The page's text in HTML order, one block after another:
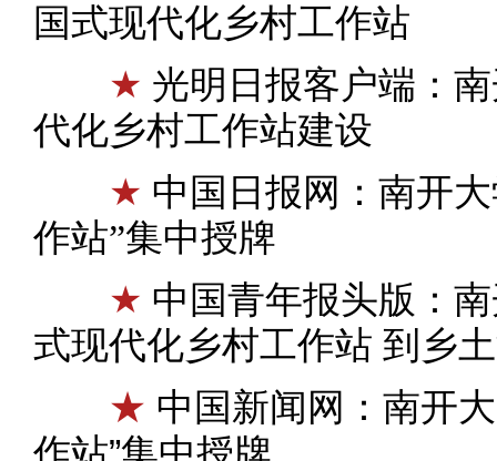
国式现代化乡村工作站
★ 光明日报客户端：
代化乡村工作站建设
★ 中国日报网：南开
作站”集中授牌
★ 中国青年报头版：
式现代化乡村工作站 到乡
★ 中国新闻网：南开
作站”集中授牌